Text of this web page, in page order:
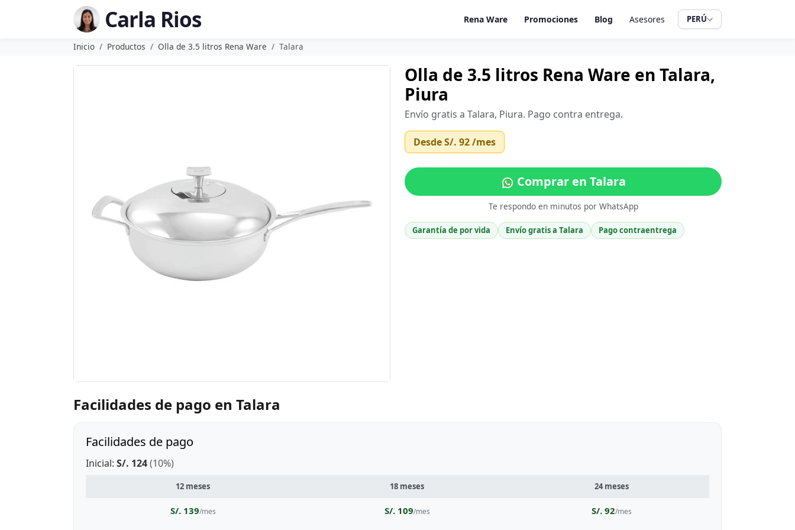
Carla Rios Rena Ware Promociones Blog Asesores PERÚ
Inicio Productos Olla de 3.5 litros Rena Ware Talara
Olla de 3.5 litros Rena Ware en Talara,
Piura
Envío gratis a Talara, Piura. Pago contra entrega.
DesdeS/. 92/mes
Comprar en Talara
Te respondo en minutos por WhatsApp
Garantía de por vida Envío gratis a Talara Pago contraentrega
Facilidades de pago en Talara
Facilidades de pago
Inicial: S/. 124(10%)
12 meses 18 meses 24 meses
S/. 139/mes S/. 109/mes S/. 92/mes